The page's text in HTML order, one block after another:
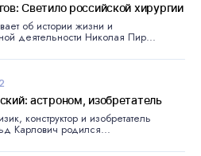
Светило российской хирургии
об истории жизни и
деятельности Николая Пир...
астроном, изобретатель
конструктор и изобретатель
Карлович родился...